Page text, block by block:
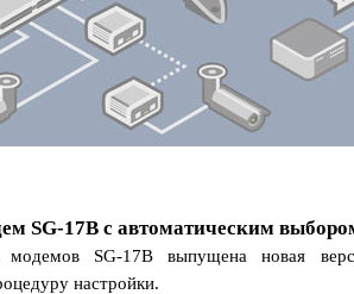
SG-17B с автоматическим
модемов SG-17B выпущена новая
настройки.